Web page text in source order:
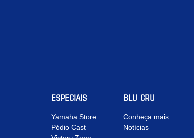
ESPECIAIS
Yamaha Store
Pódio Cast
BLU CRU
Conheça mais
Notícias